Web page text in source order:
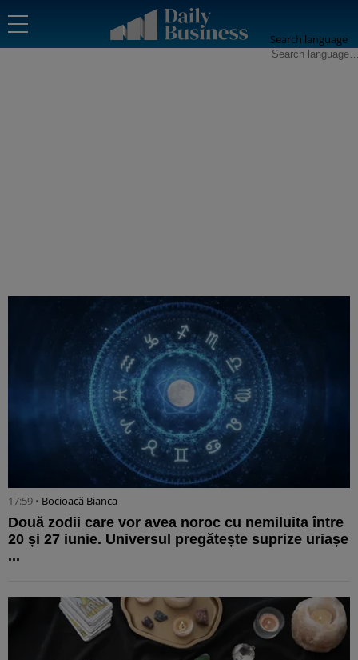
Search language
17:59 • Bocioacă Bianca
Două zodii care vor avea noroc cu nemiluita între
20 și 27 iunie. Universul pregătește suprize uriașe
...